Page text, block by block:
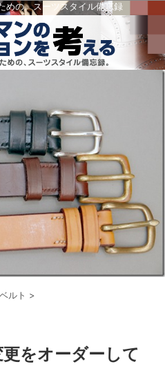
めの、スーツスタイル備忘録
ベルト >
をオーダーして